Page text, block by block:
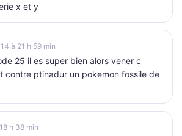
x et y
à 21 h 59 min
25 il es super bien alors vener c
contre ptinadur un pokemon fossile de
h 38 min